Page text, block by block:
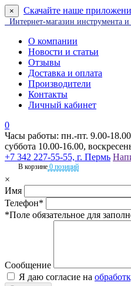
× Скачайте наше
Интернет-магазин инструмента
О компании
Новости и статьи
Отзывы
Доставка и оплата
Производители
Контакты
Личный кабинет
0
Часы работы: пн.-пт. 9.00-18.00
суббота 10.00-16.00,
+7 342 227-55-55, г. Пермь
В корзине 0 позиций
×
Имя
Телефон*
*Поле обязательное для
Сообщение
Я даю согласие на